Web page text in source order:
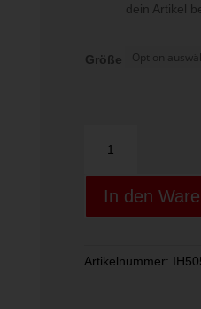
dein Artikel
Größe
Heritage
Women"s
Short-
Sl
In den
Artikelnummer: